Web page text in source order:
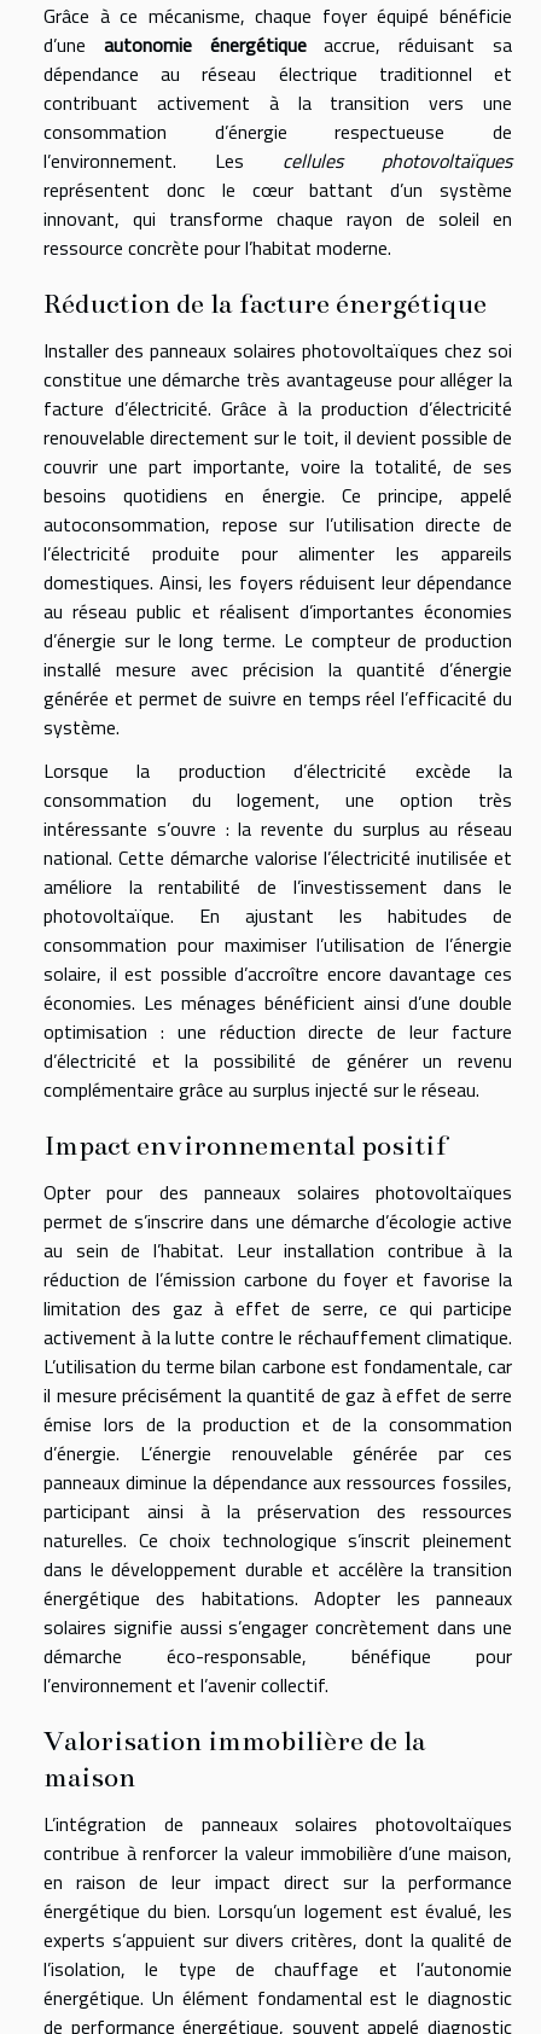
Grâce à ce mécanisme, chaque foyer équipé bénéficie
d’une autonomie énergétiqueaccrue, réduisant sa
dépendance au réseau électrique traditionnel et
contribuant activement à la transition vers une
consommation d’énergie respectueuse de
l’environnement. Les cellules photovoltaïques
représentent donc le cœur battant d’un système
innovant, qui transforme chaque rayon de soleil en
ressource concrète pour l’habitat moderne.
Réduction de la facture énergétique
Installer des panneaux solaires photovoltaïques chez soi
constitue une démarche très avantageuse pour alléger la
facture d’électricité. Grâce à la production d’électricité
renouvelable directement sur le toit, il devient possible de
couvrir une part importante, voire la totalité, de ses
besoins quotidiens en énergie. Ce principe, appelé
autoconsommation, repose sur l’utilisation directe de
l’électricité produite pour alimenter les appareils
domestiques. Ainsi, les foyers réduisent leur dépendance
au réseau public et réalisent d’importantes économies
d’énergie sur le long terme. Le compteur de production
installé mesure avec précision la quantité d’énergie
générée et permet de suivre en temps réel l’efficacité du
système.
Lorsque la production d’électricité excède la
consommation du logement, une option très
intéressante s’ouvre : la revente du surplus au réseau
national. Cette démarche valorise l’électricité inutilisée et
améliore la rentabilité de l’investissement dans le
photovoltaïque. En ajustant les habitudes de
consommation pour maximiser l’utilisation de l’énergie
solaire, il est possible d’accroître encore davantage ces
économies. Les ménages bénéficient ainsi d’une double
optimisation : une réduction directe de leur facture
d’électricité et la possibilité de générer un revenu
complémentaire grâce au surplus injecté sur le réseau.
Impact environnemental positif
Opter pour des panneaux solaires photovoltaïques
permet de s’inscrire dans une démarche d’écologie active
au sein de l’habitat. Leur installation contribue à la
réduction de l’émission carbone du foyer et favorise la
limitation des gaz à effet de serre, ce qui participe
activement à la lutte contre le réchauffement climatique.
L’utilisation du terme bilan carbone est fondamentale, car
il mesure précisément la quantité de gaz à effet de serre
émise lors de la production et de la consommation
d’énergie. L’énergie renouvelable générée par ces
panneaux diminue la dépendance aux ressources fossiles,
participant ainsi à la préservation des ressources
naturelles. Ce choix technologique s’inscrit pleinement
dans le développement durable et accélère la transition
énergétique des habitations. Adopter les panneaux
solaires signifie aussi s’engager concrètement dans une
démarche éco-responsable, bénéfique pour
l’environnement et l’avenir collectif.
Valorisation immobilière de la
maison
L’intégration de panneaux solaires photovoltaïques
contribue à renforcer la valeur immobilière d’une maison,
en raison de leur impact direct sur la performance
énergétique du bien. Lorsqu’un logement est évalué, les
experts s’appuient sur divers critères, dont la qualité de
l’isolation, le type de chauffage et l’autonomie
énergétique. Un élément fondamental est le diagnostic
de performance énergétique, souvent appelé diagnostic